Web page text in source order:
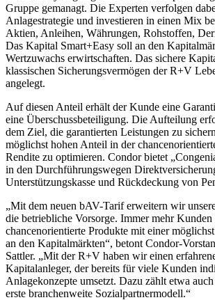
Gruppe gemanagt. Die Experten verfolgen
Anlagestrategie und investieren in einen Mix
Aktien, Anleihen, Währungen, Rohstoffen,
Das Kapital Smart+Easy soll an den
Wertzuwachs erwirtschaften. Das sichere
klassischen Sicherungsvermögen der R+V
angelegt.
Auf diesen Anteil erhält der Kunde eine
eine Überschussbeteiligung. Die Aufteilung
dem Ziel, die garantierten Leistungen zu
möglichst hohen Anteil in der
Rendite zu optimieren. Condor bietet
in den Durchführungswegen
Unterstützungskasse und Rückdeckung von
„Mit dem neuen bAV-Tarif erweitern wir
die betriebliche Vorsorge. Immer mehr Kunden
chancenorientierte Produkte mit einer
an den Kapitalmärkten“, betont Condor-
Sattler. „Mit der R+V haben wir einen
Kapitalanleger, der bereits für viele Kunden
Anlagekonzepte umsetzt. Dazu zählt etwa
erste branchenweite Sozialpartnermodell.“